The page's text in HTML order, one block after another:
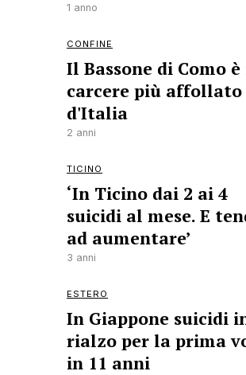
1 anno
CONFINE
Il Bassone di Como
carcere più affollato
d'Italia
2 anni
TICINO
‘In Ticino dai 2 ai 4
suicidi al mese. E
ad aumentare’
3 anni
ESTERO
In Giappone suicidi
rialzo per la prima
in 11 anni